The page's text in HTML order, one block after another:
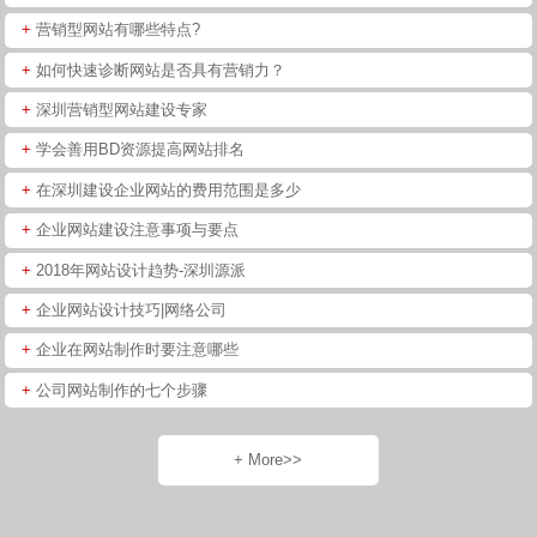
+ 营销型网站有哪些特点?
+ 如何快速诊断网站是否具有营销力？
+ 深圳营销型网站建设专家
+ 学会善用BD资源提高网站排名
+ 在深圳建设企业网站的费用范围是多少
+ 企业网站建设注意事项与要点
+ 2018年网站设计趋势-深圳源派
+ 企业网站设计技巧|网络公司
+ 企业在网站制作时要注意哪些
+ 公司网站制作的七个步骤
+ More>>